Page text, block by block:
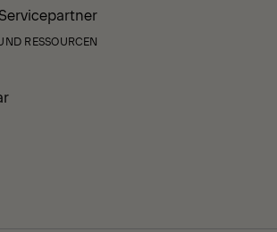
RESSOURCEN